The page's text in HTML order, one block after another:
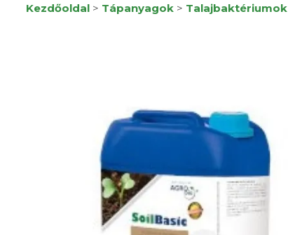
Kezdőoldal > Tápanyagok > Talajbaktériumok